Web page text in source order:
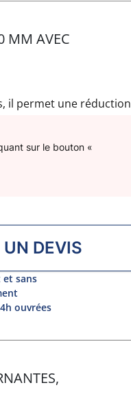
MM AVEC
il permet une réduction
une installation simple
sur le bouton «
DEVIS
et sans
ouvrées